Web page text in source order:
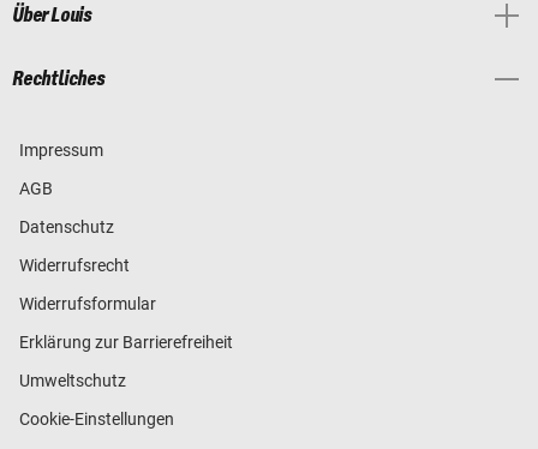
Über Louis
Rechtliches
Impressum
AGB
Datenschutz
Widerrufsrecht
Widerrufsformular
Erklärung zur Barrierefreiheit
Umweltschutz
Cookie-Einstellungen